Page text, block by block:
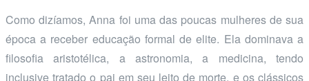
Como dizíamos, Anna foi uma das poucas mulheres de sua
época a receber educação formal de elite. Ela dominava a
filosofia aristotélica, a astronomia, a medicina, tendo
inclusive tratado o pai em seu leito de morte, e os clássicos